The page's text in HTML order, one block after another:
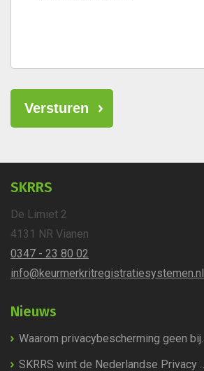
Versturen
SKRRS
De Limiet 2
4131 NR Vianen
0347 - 23 80 02
info@keurmerkritregistratiesystemen.nl
Nieuws
Waarom privacybescherming geen bijzaak is, maar de kern van het Keurmerk Ritregistratiesystemen
SKRRS wint de Nederlandse Privacy Award 2026!